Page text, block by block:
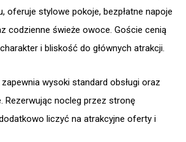
oferuje stylowe pokoje, bezpłatne napoje
codzienne świeże owoce. Goście cenią
i bliskość do głównych atrakcji.
wysoki standard obsługi oraz
Rezerwując nocleg przez stronę
liczyć na atrakcyjne oferty i